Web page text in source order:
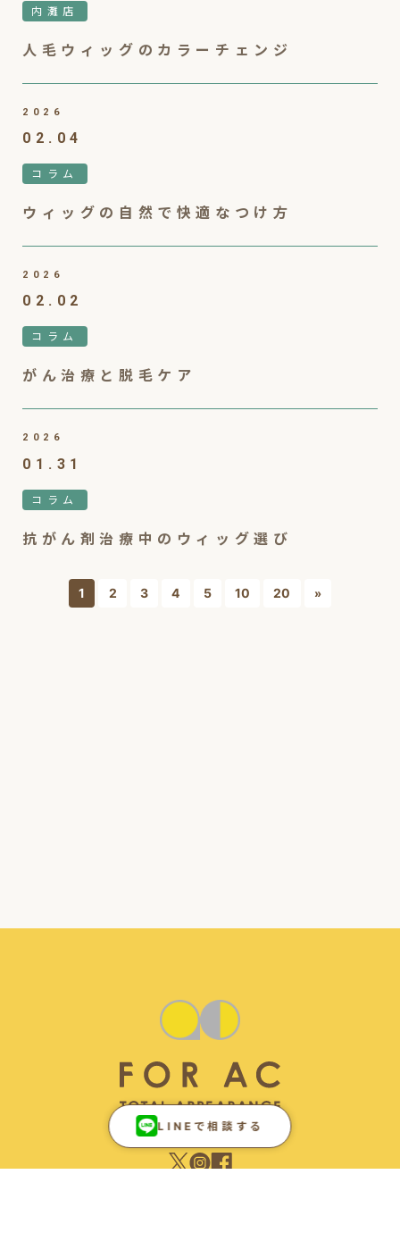
LINEで相談する
内灘店
人毛ウィッグのカラーチェンジ
2026
02.04
コラム
ウィッグの自然で快適なつけ方
2026
02.02
コラム
がん治療と脱毛ケア
2026
01.31
コラム
抗がん剤治療中のウィッグ選び
1 2 3 4 5 10 20 »